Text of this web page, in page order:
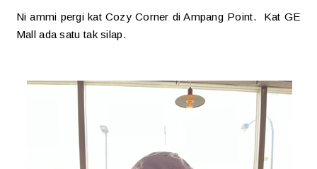
Ni ammi pergi kat Cozy Corner di Ampang Point. Kat GE
Mall ada satu tak silap.